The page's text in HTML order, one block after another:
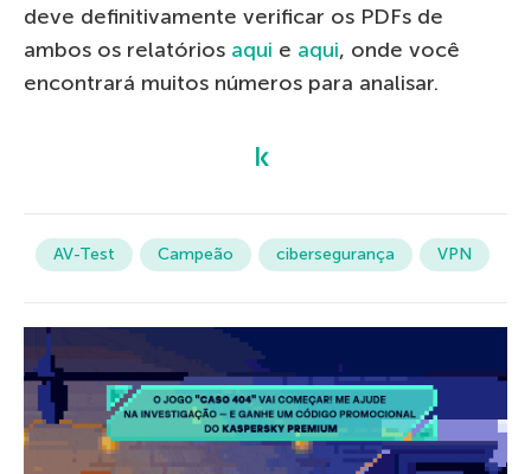
deve definitivamente verificar os PDFs de
ambos os relatórios aqui e aqui, onde você
encontrará muitos números para analisar.
AV-Test Campeão cibersegurança VPN